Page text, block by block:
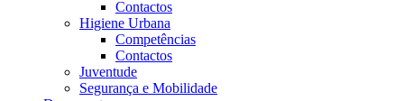
Contactos
Higiene Urbana
Competências
Contactos
Juventude
Segurança e Mobilidade